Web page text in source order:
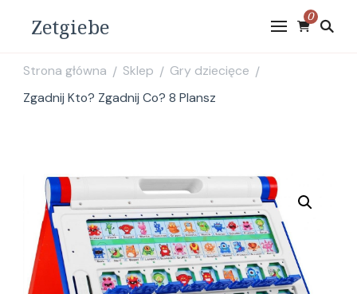
Zetgiebe 0
Strona główna / Sklep / Gry dziecięce /
Zgadnij Kto? Zgadnij Co? 8 Plansz